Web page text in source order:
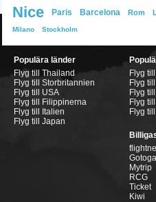
Nice Paris Barcelona Rom
Milano Stockholm
Populära länder
Flyg till Thailand
Flyg till Storbritannien
Flyg till USA
Flyg till Filippinerna
Flyg till Italien
Flyg till Japan
Flyg
Flyg
Flyg
Flyg
Flyg
Mytrip
RCG
Ticket
Kiwi